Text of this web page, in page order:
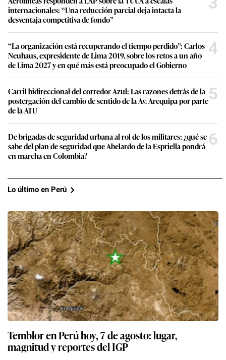
internacionales: “Una reducción parcial deja intacta la
desventaja competitiva de fondo”
“La organización está recuperando el tiempo perdido”: Carlos
Neuhaus, expresidente de Lima 2019, sobre los retos a un año
de Lima 2027 y en qué más está preocupado el Gobierno
4
Carril bidireccional del corredor Azul: Las razones detrás de la
postergación del cambio de sentido de la Av. Arequipa por parte
de la ATU
5
De brigadas de seguridad urbana al rol de los militares: ¿qué se
sabe del plan de seguridad que Abelardo de la Espriella pondrá
en marcha en Colombia?
6
Lo último en Perú
Temblor en Perú hoy, 7 de agosto: lugar,
magnitud y reportes del IGP